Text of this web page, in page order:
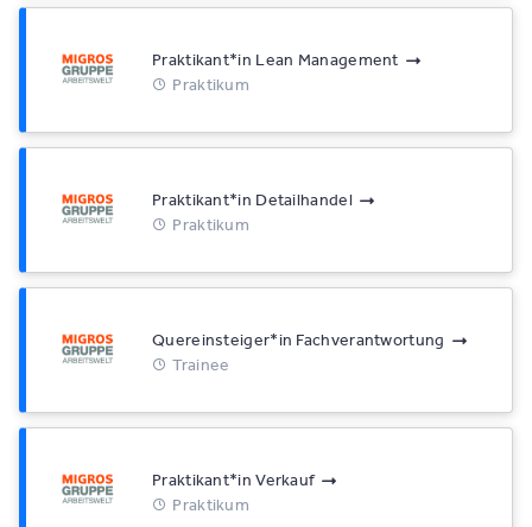
Praktikant*​in Lean Management
Praktikum
Praktikant*​in Detailhandel
Praktikum
Quereinsteiger*​in Fachverantwortung
Trainee
Praktikant*​in Verkauf
Praktikum